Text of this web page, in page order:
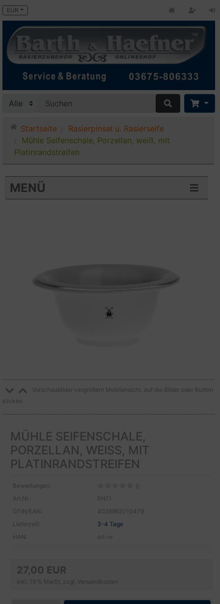
EUR
Startseite
Rasierpinsel u. Rasierseife
Mühle Seifenschale, Porzellan, weiß, mit
Platinrandstreifen
MENÜ
Vorschaubilder vergrößern Mobilansicht, auf die Bilder oder Button
klicken
MÜHLE SEIFENSCHALE,
PORZELLAN, WEISS, MIT P
LATINRANDSTREIFEN
Bewertungen:
()
Art.Nr.:
RN11
GTIN/EAN:
4028982010479
Lieferzeit:
3-4 Tage
HAN:
art-nr
27,00 EUR
inkl. 19 % MwSt. zzgl. Versandkosten